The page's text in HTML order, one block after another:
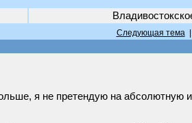
Следующая тема|
я не претендую на абсолютную